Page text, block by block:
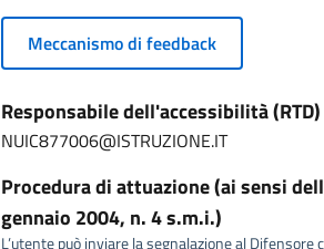
Meccanismo di feedback
Responsabile dell'accessibilità (RTD)
NUIC877006@ISTRUZIONE.IT
Procedura di attuazione (ai sensi
gennaio 2004, n. 4 s.m.i.)
L’utente può inviare la segnalazione al